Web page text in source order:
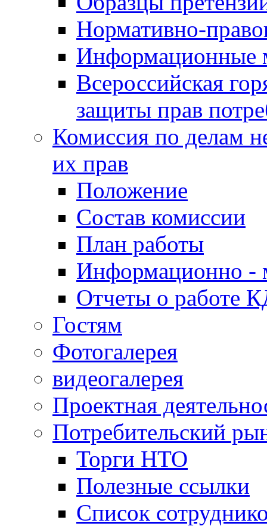
Нормативно-
Информационные
Всероссийская
защиты прав
Комиссия по делам
их прав
Положение
Состав комиссии
План работы
Информационно -
Отчеты о работе
Гостям
Фотогалерея
видеогалерея
Проектная
Потребительский
Торги НТО
Полезные ссылки
Список